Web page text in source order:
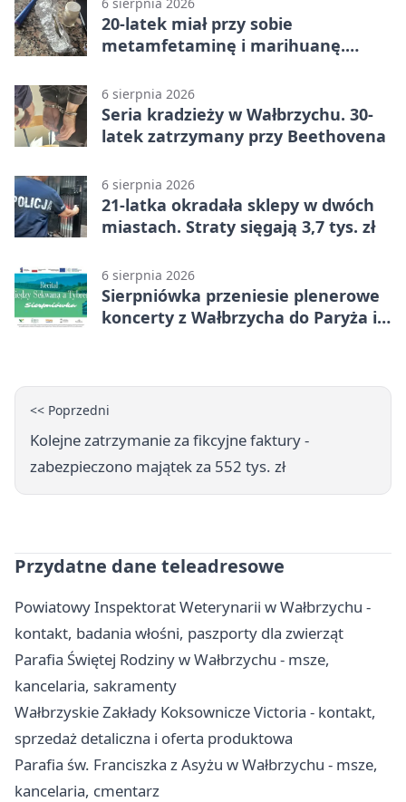
20-latek miał przy sobie
metamfetaminę i marihuanę.
6 sierpnia 2026
Seria kradzieży w Wałbrzychu. 30-
latek zatrzymany przy Beethovena
6 sierpnia 2026
21-latka okradała sklepy w dwóch
miastach. Straty sięgają 3,7 tys. zł
6 sierpnia 2026
Sierpniówka przeniesie plenerowe
koncerty z Wałbrzycha do Paryża i
<< Poprzedni
Kolejne zatrzymanie za fikcyjne faktury -
zabezpieczono majątek za 552 tys. zł
Przydatne dane teleadresowe
Powiatowy Inspektorat Weterynarii w Wałbrzychu -
kontakt, badania włośni, paszporty dla zwierząt
Parafia Świętej Rodziny w Wałbrzychu - msze,
kancelaria, sakramenty
Wałbrzyskie Zakłady Koksownicze Victoria - kontakt,
sprzedaż detaliczna i oferta produktowa
Parafia św. Franciszka z Asyżu w Wałbrzychu - msze,
kancelaria, cmentarz